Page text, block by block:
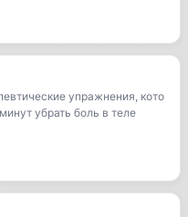
упражнения, кото
убрать боль в теле